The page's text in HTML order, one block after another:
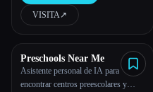
VISITA↗︎
Preschools Near Me
Asistente personal de IA para
encontrar centros preescolares y